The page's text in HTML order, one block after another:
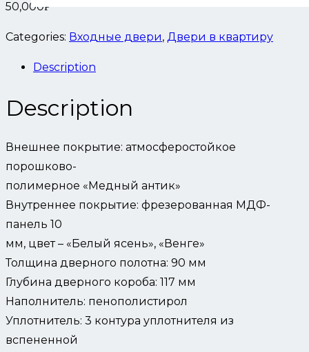
50,000Р
Categories: Входные двери, Двери в квартиру
Description
Description
Внешнее покрытие: атмосферостойкое
порошково-
полимерное «Медный антик»
Внутреннее покрытие: фрезерованная МДФ-
панель 10
мм, цвет – «Белый ясень», «Венге»
Толщина дверного полотна: 90 мм
Глубина дверного короба: 117 мм
Наполнитель: пенополистирол
Уплотнитель: 3 контура уплотнителя из
вспененной